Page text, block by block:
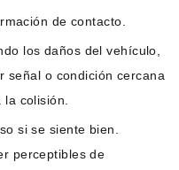
de contacto.
los daños del vehículo,
señal o condición cercana
colisión.
si se siente bien.
perceptibles de